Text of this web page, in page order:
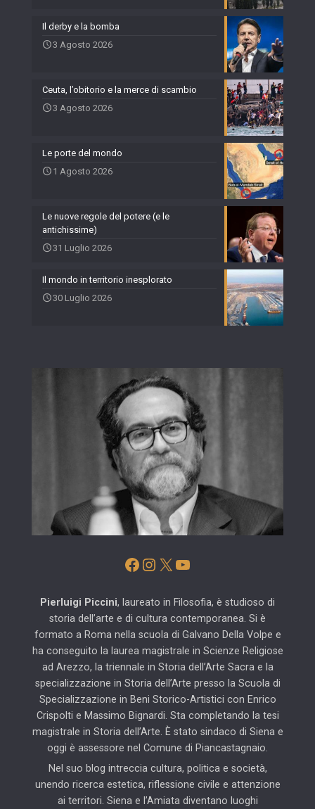
Il derby e la bomba
3 Agosto 2026
Ceuta, l’obitorio e la merce di scambio
3 Agosto 2026
Le porte del mondo
1 Agosto 2026
Le nuove regole del potere (e le
antichissime)
31 Luglio 2026
Il mondo in territorio inesplorato
30 Luglio 2026
Facebook
Instagram
X YouTube
Pierluigi Piccini, laureato in Filosofia, è studioso di
storia dell’arte e di cultura contemporanea. Si è
formato a Roma nella scuola di Galvano Della Volpe e
ha conseguito la laurea magistrale in Scienze Religiose
ad Arezzo, la triennale in Storia dell’Arte Sacra e la
specializzazione in Storia dell’Arte presso la Scuola di
Specializzazione in Beni Storico-Artistici con Enrico
Crispolti e Massimo Bignardi. Sta completando la tesi
magistrale in Storia dell’Arte. È stato sindaco di Siena e
oggi è assessore nel Comune di Piancastagnaio.
Nel suo blog intreccia cultura, politica e società,
unendo ricerca estetica, riflessione civile e attenzione
ai territori. Siena e l’Amiata diventano luoghi